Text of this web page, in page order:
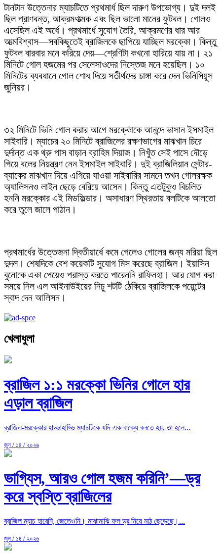
টানটান উত্তেনার ম্যাচটিতে প্রথমার্ধ ছিল দারুণ উপভোগ্য। দুই দলই
ছিল প্রাণবন্ত, আক্রমণাত্মক এবং ছিল ভালো মানের ফুটবল। গোলও
এসেছিল এই অর্ধে। প্রথমার্ধে সুযোগ তৈরি, আক্রমণের ধার আর
আত্মবিশ্বাস—সবকিছুতেই ব্রাজিলকে ছাপিয়ে যাচ্ছিল মরক্কো। কিন্তু
ফুটবল বারবার মনে করিয়ে দেয়—শ্রেণিটা কখনো হারিয়ে যায় না। ২১
মিনিটে গোল হজমের পর সেলেসাওদের নিস্তেজ মনে হয়েছিল। ১০
মিনিটের ব্যবধানে গোল শোধ দিয়ে সতীর্থদের চাঙ্গা করে দেন ভিনিসিয়ূস
জুনিয়র।
৩২ মিনিটে ভিনি গোল করার আগে মরক্কোকে আনন্দে ভাসান ইসমাইল
সাইবারি। ম্যাচের ২০ মিনিটে ব্রাজিলের রক্ষণভাগের মাঝখান চিরে
দুর্দান্ত এক থ্রু পাস বাড়ান ব্রাহিম দিয়াজ। নিখুঁত সেই পাসে দৌড়ে
গিয়ে বলের নিয়ন্ত্রণ নেন ইসমাইল সাইবারি। দুই ব্রাজিলিয়ান সেন্টার-
ব্যাকের মাঝখান দিয়ে এগিয়ে যাওয়া সাইবারির সামনে তখন গোলরক্ষক
অ্যালিসনও লাইন ছেড়ে বেরিয়ে আসেন। কিন্তু এতটুকুও বিচলিত
হননি মরক্কোর এই মিডফিল্ডার। অসাধারণ স্থিরতায় বলটিকে আলতো
করে তুলে জালে পাঠান।
প্রথমার্ধের উত্তেজনা দ্বিতীয়ার্ধে কমে গেলেও গোলের জন্য মরিয়া ছিল
দুদল। শেষদিকে বেশ কয়েকটি সুযোগ মিস করেছে ব্রাজিল। ইয়াসিন
বুনোকে একা পেয়েও পরাস্ত করতে পারেননি রাফিনহা। আর যোগ করা
সময়ে নিল এল আইনাউইয়ের নিচু শটটি ঠেকিয়ে ব্রাজিলকে পয়েন্টের
স্বাদ দেন আলিসন।
খেলাধুলা
ব্রাজিল ১:১ মরক্কো ভিনির গোলে হার
এড়াল ব্রাজিল
ব্রাজিল-মরক্কোর হাড্ডাহাড্ডি ম্যাচটিকে যদি এক বাক্যে বলতে হয়, তা হলে...
জুন / ১৪ / ২০২৬
ভাগ্যিস, আরও গোল হজম করিনি’—ড্র
করে স্বস্তি ব্রাজিলের
ব্রাজিল ম্যাচ হারেনি, জেতেওনি। মাঝামাঝি ফল ড্র নিয়ে মাঠ ছেড়েছে।...
জুন / ১৪ / ২০২৬